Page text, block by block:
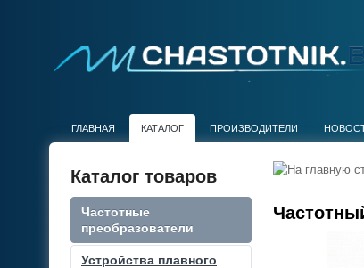
ГЛАВНАЯ КАТАЛОГ ПРОИЗВОДИТЕЛИ
Каталог товаров
Частотные
преобразователи
Устройства плавного